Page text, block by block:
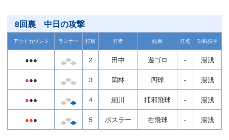
8回裏 中日の攻撃
アウトカウント ランナー 打順 打者 結果 打点 対戦投手
●●● 2 田中 遊ゴロ - 湯浅
●●● 3 岡林 四球 - 湯浅
●●● 4 細川 捕邪飛球 - 湯浅
●●● 5 ボスラー 右飛球 - 湯浅